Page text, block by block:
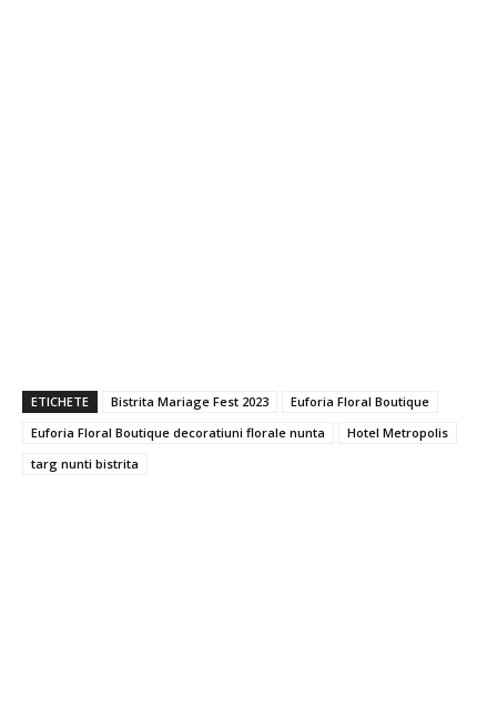
ETICHETE Bistrita Mariage Fest 2023
Euforia Floral Boutique
Euforia Floral Boutique decoratiuni florale nunta
Hotel Metropolis
targ nunti bistrita